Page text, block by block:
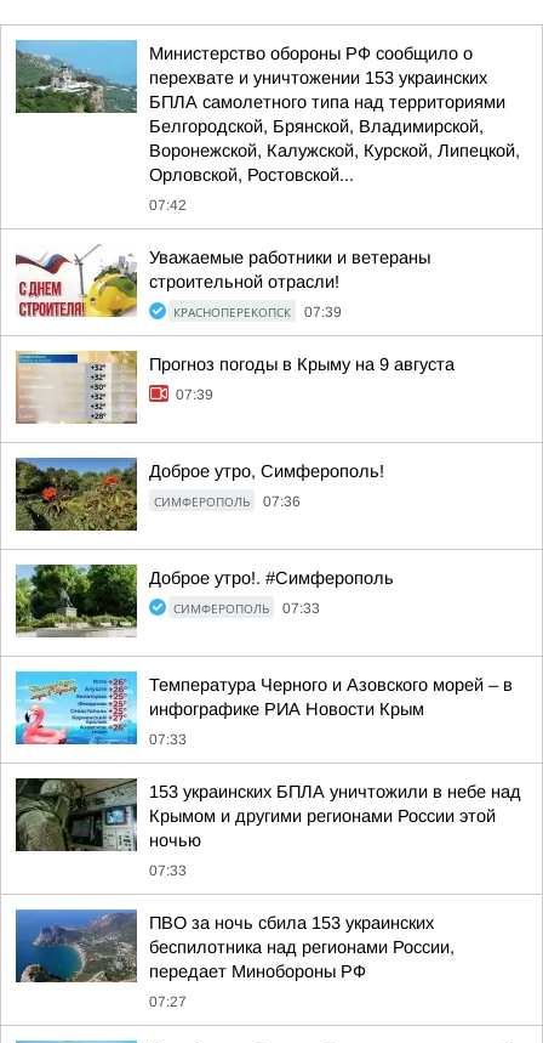
Министерство обороны РФ сообщило о
перехвате и уничтожении 153 украинских
БПЛА самолетного типа над территориями
Белгородской, Брянской, Владимирской,
Воронежской, Калужской, Курской, Липецкой,
Орловской, Ростовской...
07:42
Уважаемые работники и ветераны
строительной отрасли!
КРАСНОПЕРЕКОПСК 07:39
Прогноз погоды в Крыму на 9 августа
07:39
Доброе утро, Симферополь!
СИМФЕРОПОЛЬ 07:36
Доброе утро!. #Симферополь
СИМФЕРОПОЛЬ 07:33
Температура Черного и Азовского морей – в
инфографике РИА Новости Крым
07:33
153 украинских БПЛА уничтожили в небе над
Крымом и другими регионами России этой
ночью
07:33
ПВО за ночь сбила 153 украинских
беспилотника над регионами России,
передает Минобороны РФ
07:27